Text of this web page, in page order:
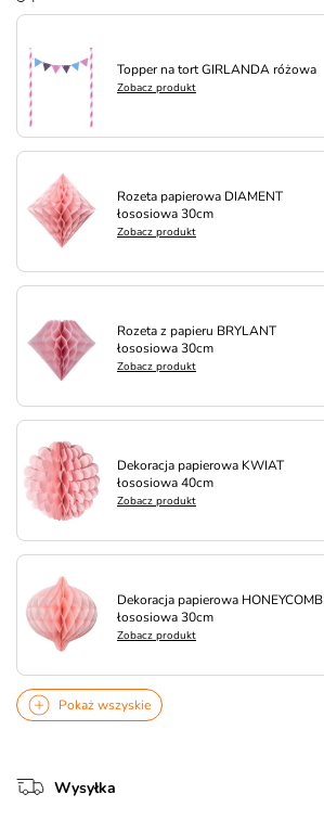
Topper na tort GIRLANDA różowa
Zobacz produkt
Rozeta papierowa DIAMENT
łososiowa 30cm
Zobacz produkt
Rozeta z papieru BRYLANT
łososiowa 30cm
Zobacz produkt
Dekoracja papierowa KWIAT
łososiowa 40cm
Zobacz produkt
Dekoracja papierowa HONEYCOMB
łososiowa 30cm
Zobacz produkt
Pokaż wszyskie
Wysyłka